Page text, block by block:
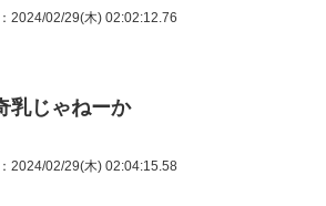
：2024/02/29(木) 02:02:12.76
乳じゃねーか
：2024/02/29(木) 02:04:15.58